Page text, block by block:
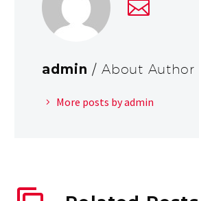
admin / About Author
More posts by admin